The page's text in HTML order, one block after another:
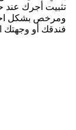
تثبيت أجرك عند
ومرخص بشكل
فندقك أو وجهتك